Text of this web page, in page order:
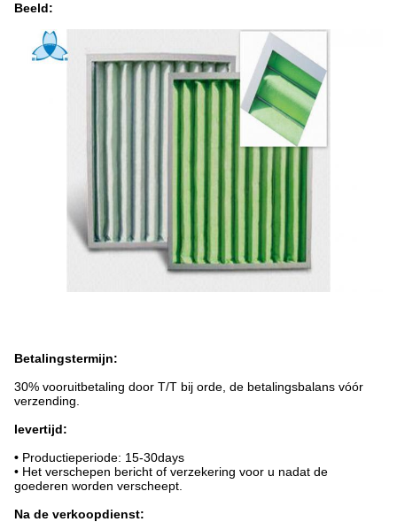
Beeld:
Betalingstermijn:
30% vooruitbetaling door T/T bij orde, de betalingsbalans vóór
verzending.
levertijd:
• Productieperiode: 15-30days
• Het verschepen bericht of verzekering voor u nadat de
goederen worden verscheept.
Na de verkoopdienst: